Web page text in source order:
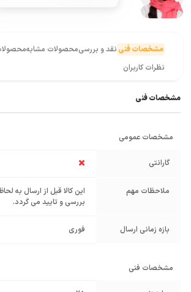
مشخصات فنی نقد و بررسیمحصولات مشابه
نظرات کاربران
مشخصات فنی
مشخصات عمومی
گارانتی
ملاحظات مهم
این کالا قبل از ارسال به
بررسی و تایید می گردد.
بازه زمانی ارسال فوری
مشخصات فنی